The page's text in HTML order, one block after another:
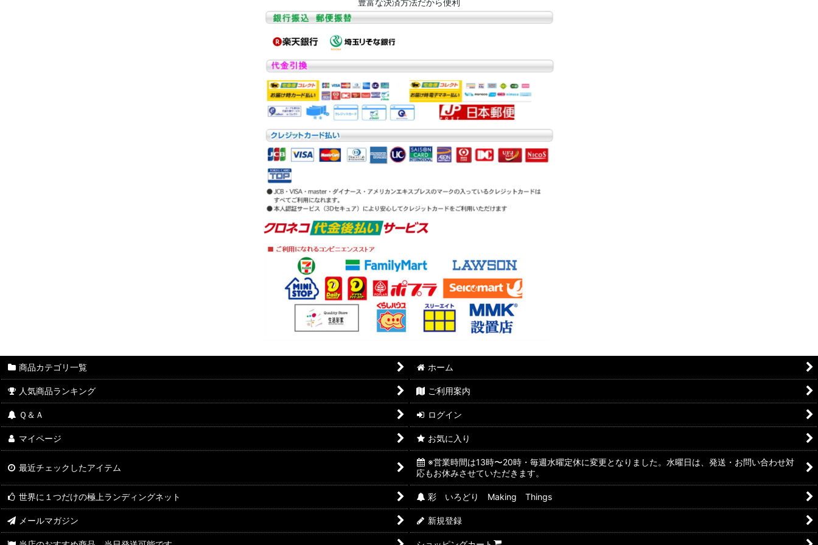
豊富な決済方法だから便利
商品カテゴリ一覧 ホーム
人気商品ランキング ご利用案内
Ｑ＆Ａ ログイン
マイページ お気に入り
最近チェックしたアイテム
※営業時間は13時〜20時・毎週水曜定休に変更となりました。水曜日は、発送・お問い合わせ対
応もお休みさせていただきます。
世界に１つだけの極上ランディングネット 彩 いろどり Making Things
メールマガジン 新規登録